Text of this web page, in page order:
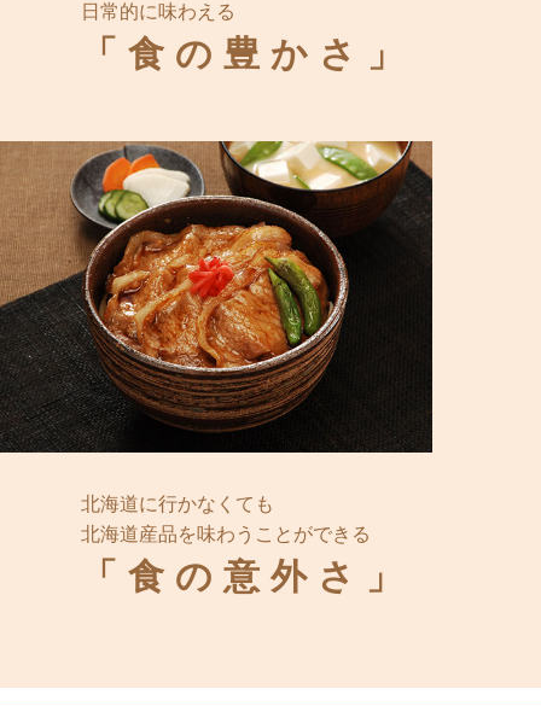
日常的に味わえる
「食の豊かさ」
北海道に行かなくても
北海道産品を味わうことができる
「食の意外さ」